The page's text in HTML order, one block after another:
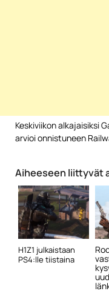
Keskiviikon alkajaisiksi
arvioi onnistuneen
Aiheeseen liittyvät
H1Z1 julkaistaan
PS4:lle tiistaina